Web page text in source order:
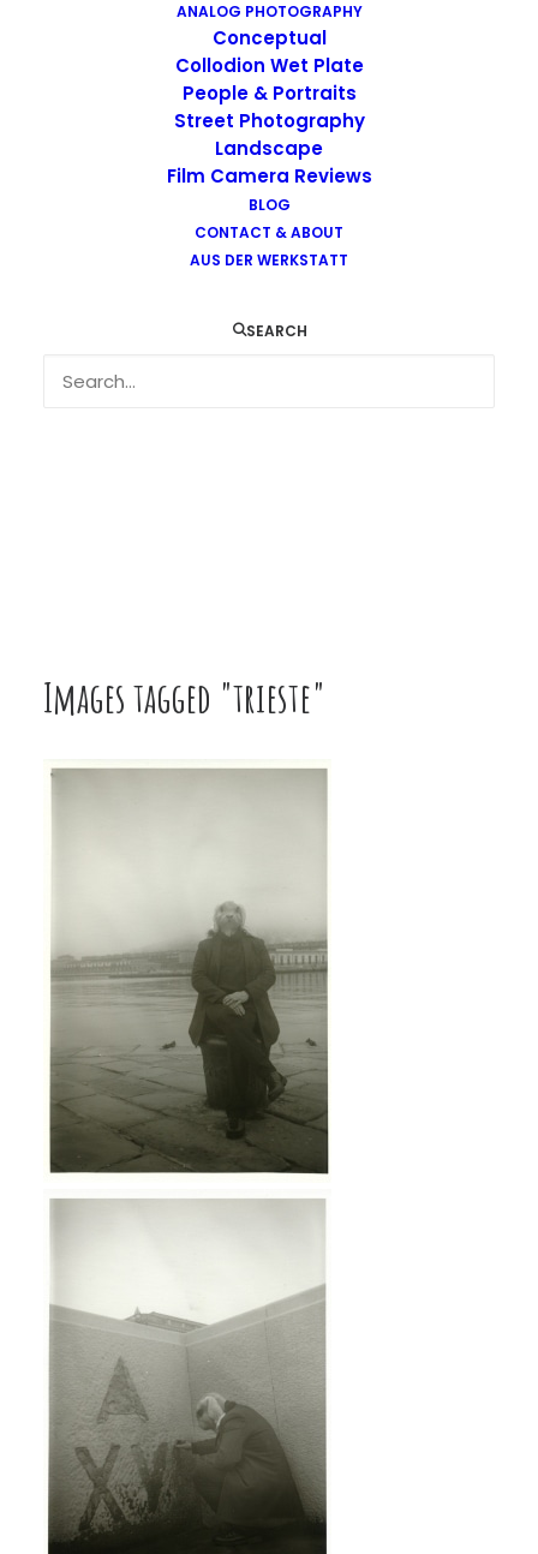
ANALOG PHOTOGRAPHY
Conceptual
Collodion Wet Plate
People & Portraits
Street Photography
Landscape
Film Camera Reviews
BLOG
CONTACT & ABOUT
AUS DER WERKSTATT
SEARCH
Images tagged "trieste"
Images tagged "trieste"